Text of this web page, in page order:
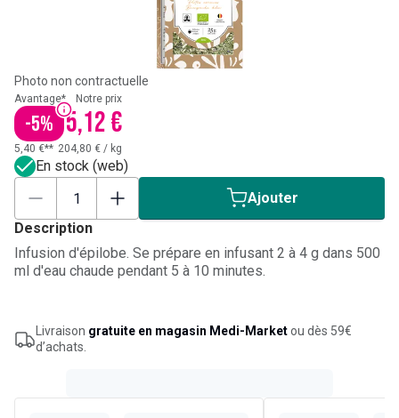
Photo non contractuelle
Avantage*
-5%
Notre prix
5,12 €
5,40 €** 204,80 € / kg
En stock (web)
Ajouter
Description
Infusion d'épilobe. Se prépare en infusant 2 à 4 g dans 500
ml d'eau chaude pendant 5 à 10 minutes.
Livraison gratuite en magasin Medi-Marketou dès 59€
d’achats.